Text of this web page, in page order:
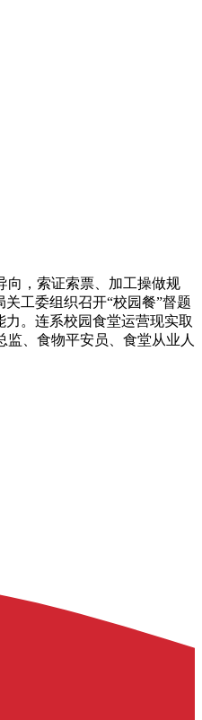
，索证索票、加工操做规
工委组织召开“校园餐”督题
。连系校园食堂运营现实取
、食物平安员、食堂从业人